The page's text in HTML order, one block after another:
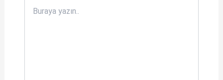
yazın..